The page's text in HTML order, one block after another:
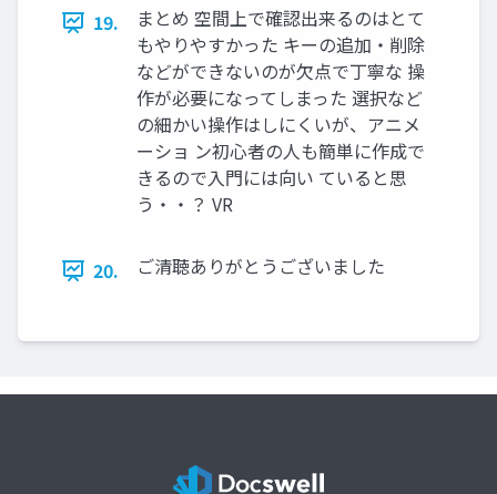
19.
まとめ 空間上で確認出来るのはとて
もやりやすかった キーの追加・削除
などができないのが欠点で丁寧な 操
作が必要になってしまった 選択など
の細かい操作はしにくいが、アニメ
ーショ ン初心者の人も簡単に作成で
きるので入門には向い ていると思
う・・？ VR
20. ご清聴ありがとうございました